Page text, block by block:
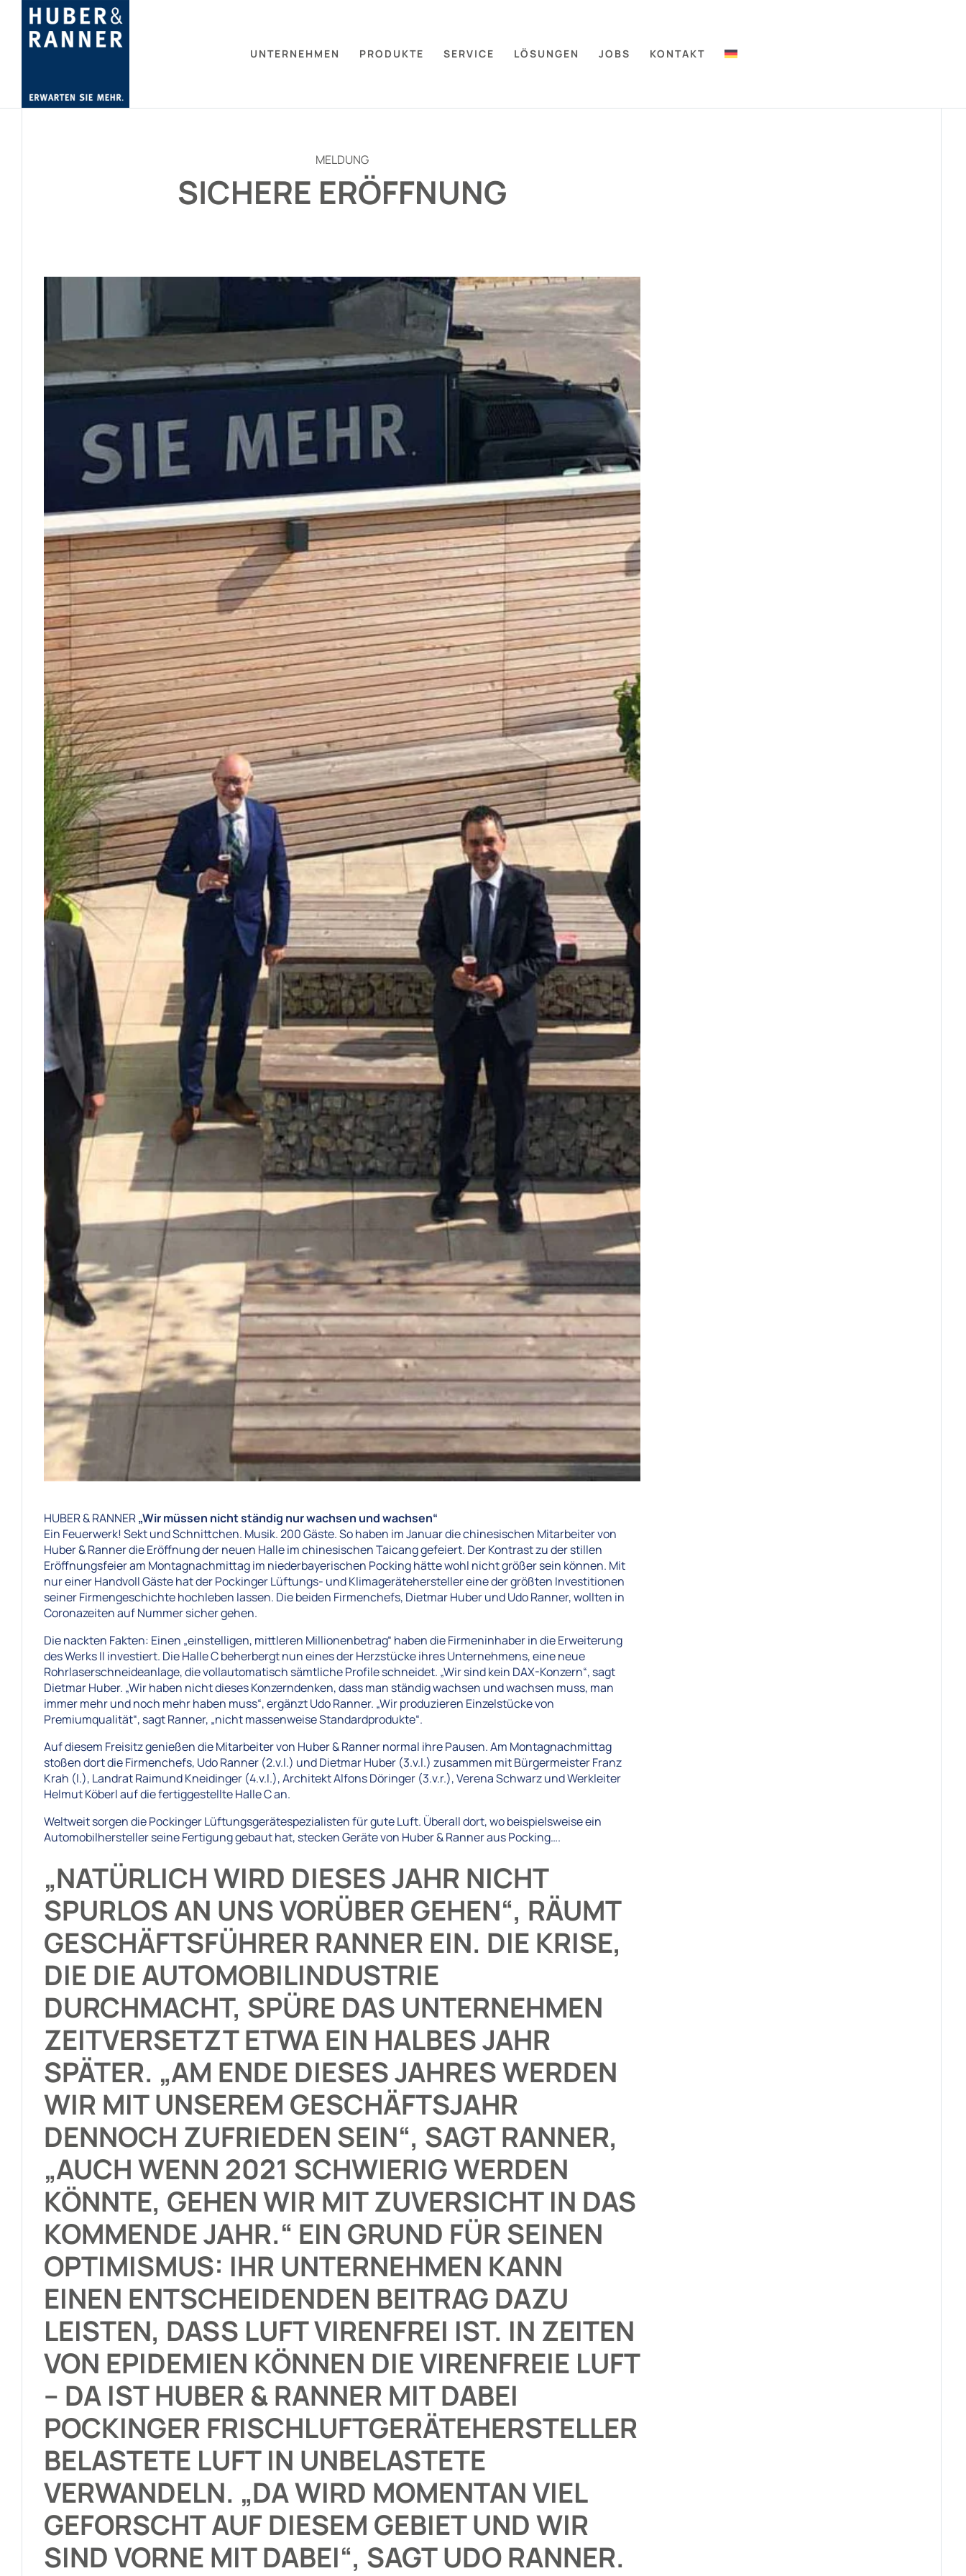
UNTERNEHMEN PRODUKTE SERVICE LÖSUNGEN JOBS KONTAKT
MELDUNG
SICHERE ERÖFFNUNG
HUBER & RANNER„Wir müssen nicht ständig nur wachsen und wachsen“
Ein Feuerwerk! Sekt und Schnittchen. Musik. 200 Gäste. So haben im Januar die chinesischen Mitarbeiter von
Huber & Ranner die Eröffnung der neuen Halle im chinesischen Taicang gefeiert. Der Kontrast zu der stillen
Eröffnungsfeier am Montagnachmittag im niederbayerischen Pocking hätte wohl nicht größer sein können. Mit
nur einer Handvoll Gäste hat der Pockinger Lüftungs- und Klimagerätehersteller eine der größten Investitionen
seiner Firmengeschichte hochleben lassen. Die beiden Firmenchefs, Dietmar Huber und Udo Ranner, wollten in
Coronazeiten auf Nummer sicher gehen.
Die nackten Fakten: Einen „einstelligen, mittleren Millionenbetrag“ haben die Firmeninhaber in die Erweiterung
des Werks II investiert. Die Halle C beherbergt nun eines der Herzstücke ihres Unternehmens, eine neue
Rohrlaserschneideanlage, die vollautomatisch sämtliche Profile schneidet. „Wir sind kein DAX-Konzern“, sagt
Dietmar Huber. „Wir haben nicht dieses Konzerndenken, dass man ständig wachsen und wachsen muss, man
immer mehr und noch mehr haben muss“, ergänzt Udo Ranner. „Wir produzieren Einzelstücke von
Premiumqualität“, sagt Ranner, „nicht massenweise Standardprodukte“.
Auf diesem Freisitz genießen die Mitarbeiter von Huber & Ranner normal ihre Pausen. Am Montagnachmittag
stoßen dort die Firmenchefs, Udo Ranner (2.v.l.) und Dietmar Huber (3.v.l.) zusammen mit Bürgermeister Franz
Krah (l.), Landrat Raimund Kneidinger (4.v.l.), Architekt Alfons Döringer (3.v.r.), Verena Schwarz und Werkleiter
Helmut Köberl auf die fertiggestellte Halle C an.
Weltweit sorgen die Pockinger Lüftungsgerätespezialisten für gute Luft. Überall dort, wo beispielsweise ein
Automobilhersteller seine Fertigung gebaut hat, stecken Geräte von Huber & Ranner aus Pocking….
„NATÜRLICH WIRD DIESES JAHR NICHT
SPURLOS AN UNS VORÜBER GEHEN“, RÄUMT
GESCHÄFTSFÜHRER RANNER EIN. DIE KRISE,
DIE DIE AUTOMOBILINDUSTRIE
DURCHMACHT, SPÜRE DAS UNTERNEHMEN
ZEITVERSETZT ETWA EIN HALBES JAHR
SPÄTER. „AM ENDE DIESES JAHRES WERDEN
WIR MIT UNSEREM GESCHÄFTSJAHR
DENNOCH ZUFRIEDEN SEIN“, SAGT RANNER,
„AUCH WENN 2021 SCHWIERIG WERDEN
KÖNNTE, GEHEN WIR MIT ZUVERSICHT IN DAS
KOMMENDE JAHR.“ EIN GRUND FÜR SEINEN
OPTIMISMUS: IHR UNTERNEHMEN KANN
EINEN ENTSCHEIDENDEN BEITRAG DAZU
LEISTEN, DASS LUFT VIRENFREI IST. IN ZEITEN
VON EPIDEMIEN KÖNNEN DIEVIRENFREIE LUFT
– DA IST HUBER & RANNER MIT DABEI
POCKINGER FRISCHLUFTGERÄTEHERSTELLER
BELASTETE LUFT IN UNBELASTETE
VERWANDELN. „DA WIRD MOMENTAN VIEL
GEFORSCHT AUF DIESEM GEBIET UND WIR
SIND VORNE MIT DABEI“, SAGT UDO RANNER.